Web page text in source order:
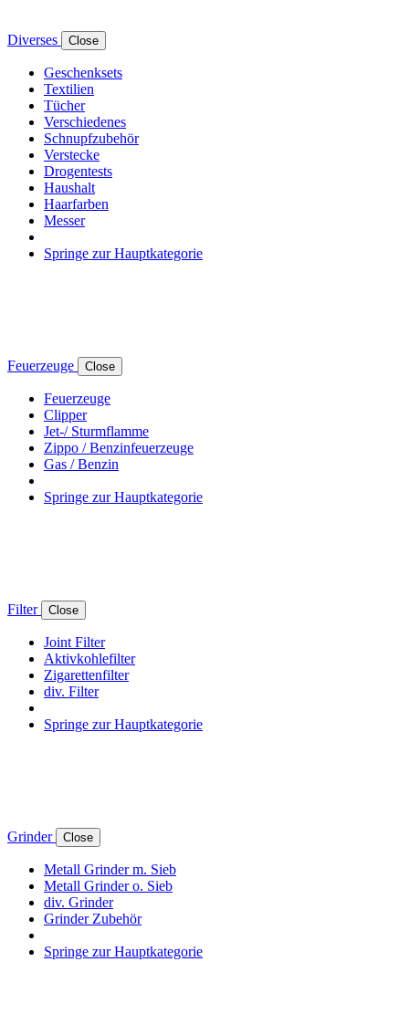
Diverses Close
Geschenksets
Textilien
Tücher
Verschiedenes
Schnupfzubehör
Verstecke
Drogentests
Haushalt
Haarfarben
Messer
Springe zur Hauptkategorie
Feuerzeuge Close
Feuerzeuge
Clipper
Jet-/ Sturmflamme
Zippo / Benzinfeuerzeuge
Gas / Benzin
Springe zur Hauptkategorie
Filter Close
Joint Filter
Aktivkohlefilter
Zigarettenfilter
div. Filter
Springe zur Hauptkategorie
Grinder Close
Metall Grinder m. Sieb
Metall Grinder o. Sieb
div. Grinder
Grinder Zubehör
Springe zur Hauptkategorie